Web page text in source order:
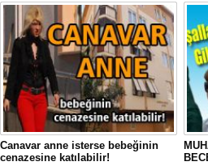
Canavar anne isterse bebeğinin
cenazesine katılabilir!